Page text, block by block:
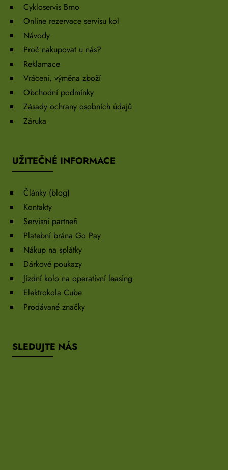
Cykloservis Brno
Online rezervace servisu kol
Návody
Proč nakupovat u nás?
Reklamace
Vrácení, výměna zboží
Obchodní podmínky
Zásady ochrany osobních údajů
Záruka
UŽITEČNÉ INFORMACE
Články (blog)
Kontakty
Servisní partneři
Platební brána Go Pay
Nákup na splátky
Dárkové poukazy
Jízdní kolo na operativní leasing
Elektrokola Cube
Prodávané značky
SLEDUJTE NÁS